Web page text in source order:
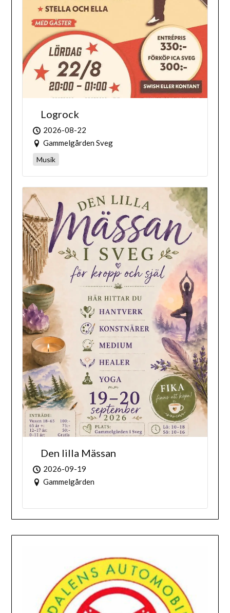
Logrock
2026-08-22
Gammelgården Sveg
Musik
Den lilla Mässan
2026-09-19
Gammelgården